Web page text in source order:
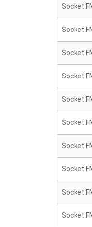
Socket
Socket
Socket
Socket
Socket
Socket
Socket
Socket
Socket
Socket